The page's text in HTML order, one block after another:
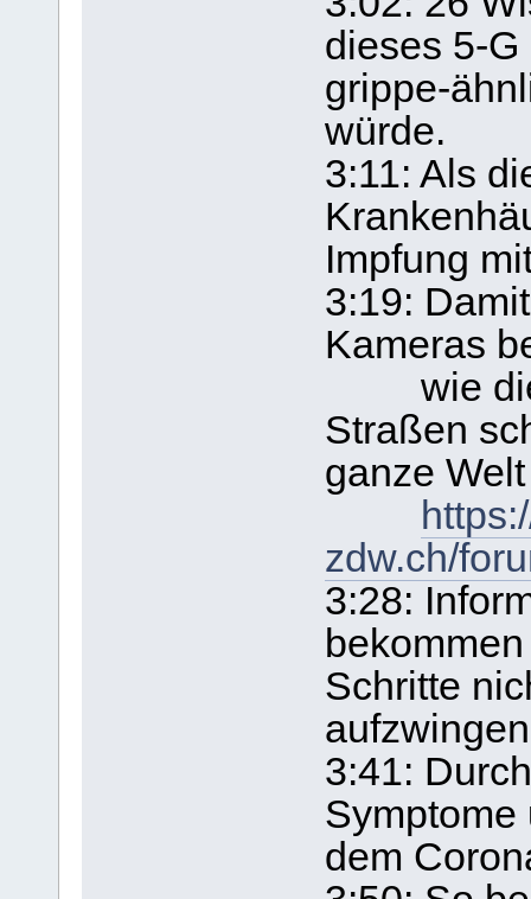
dieses 5-
grippe-
würde.
3:11: Als
Impfung
3:19:
Kameras
wie die
Straßen
ganze
zdw.ch/
3:28:
Schritte
3:41:
Symptome
dem